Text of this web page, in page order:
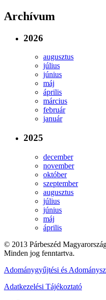
Archívum
2026
augusztus
július
június
máj
április
március
február
január
2025
december
november
október
szeptember
augusztus
július
június
máj
április
© 2013 Párbeszéd
Minden jog fenntartva.
Adománygyűjtési és
Adatkezelési Tájékoztató